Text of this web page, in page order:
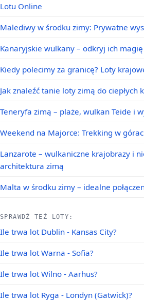
Lotu Online
Malediwy w środku zimy: Prywatne
Kanaryjskie wulkany – odkryj ich
Kiedy polecimy za granicę? Loty
Jak znaleźć tanie loty zimą do ciepłych
Teneryfa zimą – plaże, wulkan Teide i
Weekend na Majorce: Trekking w
Lanzarote – wulkaniczne krajobrazy i
architektura zimą
Malta w środku zimy – idealne
SPRAWDŹ TEŻ LOTY:
Ile trwa lot Dublin - Kansas City?
Ile trwa lot Warna - Sofia?
Ile trwa lot Wilno - Aarhus?
Ile trwa lot Ryga - Londyn (Gatwick)?